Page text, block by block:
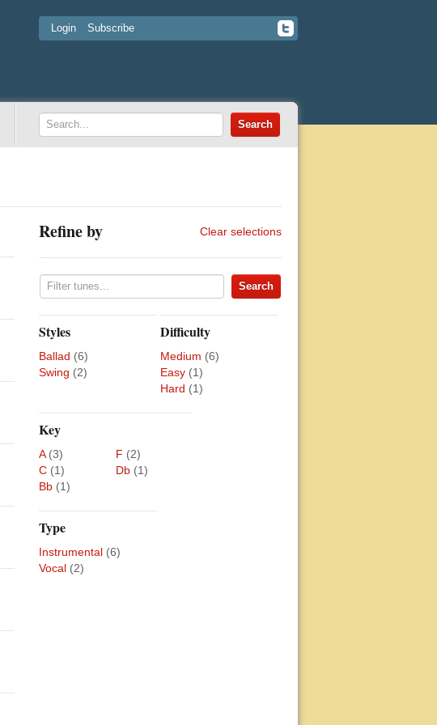
Login Subscribe
Refine by Clear selections
Styles
Ballad (6)
Swing (2)
Difficulty
Medium (6)
Easy (1)
Hard (1)
Key
A (3) F (2)
C (1) Db (1)
Bb (1)
Type
Instrumental (6)
Vocal (2)